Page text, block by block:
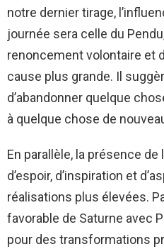
notre dernier tirage,
journée sera celle du
renoncement volontaire et
cause plus grande. Il
d’abandonner quelque
à quelque chose de
En parallèle, la présence de
d’espoir, d’inspiration et
réalisations plus élevées.
favorable de Saturne avec
pour des transformations